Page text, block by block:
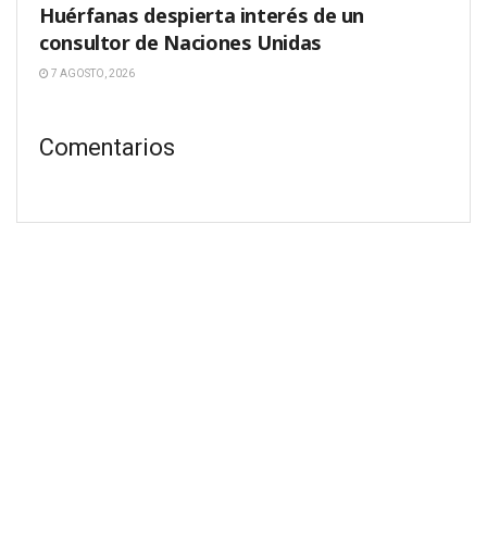
Huérfanas despierta interés de un
consultor de Naciones Unidas
7 AGOSTO, 2026
Comentarios